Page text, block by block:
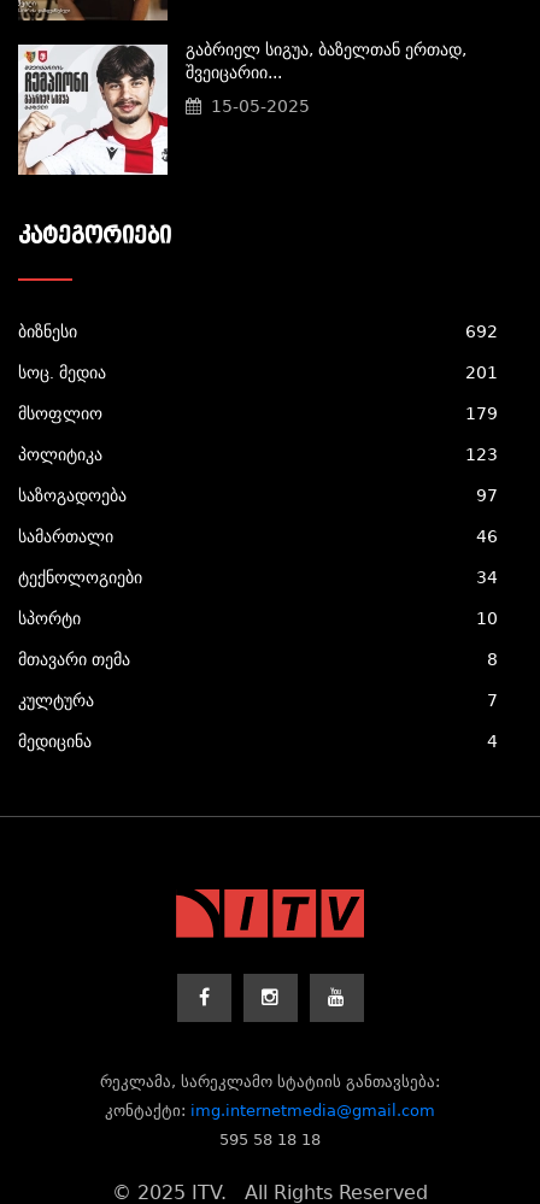
Გაბრიელ Სიგუა, Ბაზელთან Ერთად,
Შვეიცარიი...
15-05-2025
ᲙᲐᲢᲔᲒᲝᲠᲘᲔᲑᲘ
ბიზნესი 692
სოც. მედია 201
მსოფლიო 179
პოლიტიკა 123
საზოგადოება 97
სამართალი 46
ტექნოლოგიები 34
სპორტი 10
მთავარი თემა 8
კულტურა 7
მედიცინა 4
რეკლამა, სარეკლამო სტატიის განთავსება:
კონტაქტი: img.internetmedia@gmail.com
595 58 18 18
© 2025 ITV. All Rights Reserved